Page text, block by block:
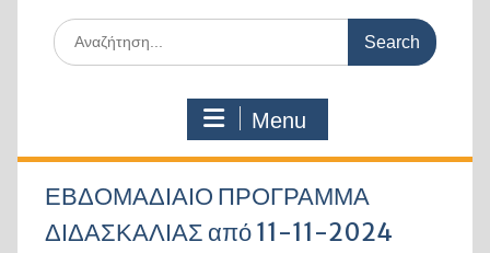
Search
for:
Menu
ΕΒΔΟΜΑΔΙΑΙΟ ΠΡΟΓΡΑΜΜΑ
ΔΙΔΑΣΚΑΛΙΑΣ από 11-11-2024